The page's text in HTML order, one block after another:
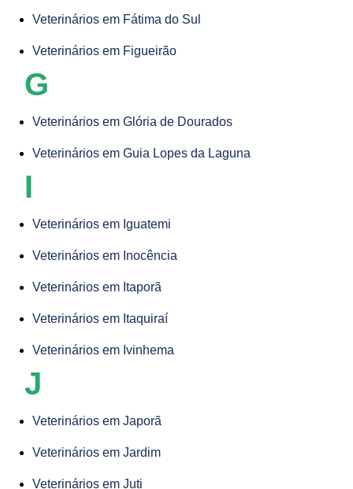
Veterinários em Fátima do Sul
Veterinários em Figueirão
G
Veterinários em Glória de Dourados
Veterinários em Guia Lopes da Laguna
I
Veterinários em Iguatemi
Veterinários em Inocência
Veterinários em Itaporã
Veterinários em Itaquiraí
Veterinários em Ivinhema
J
Veterinários em Japorã
Veterinários em Jardim
Veterinários em Juti